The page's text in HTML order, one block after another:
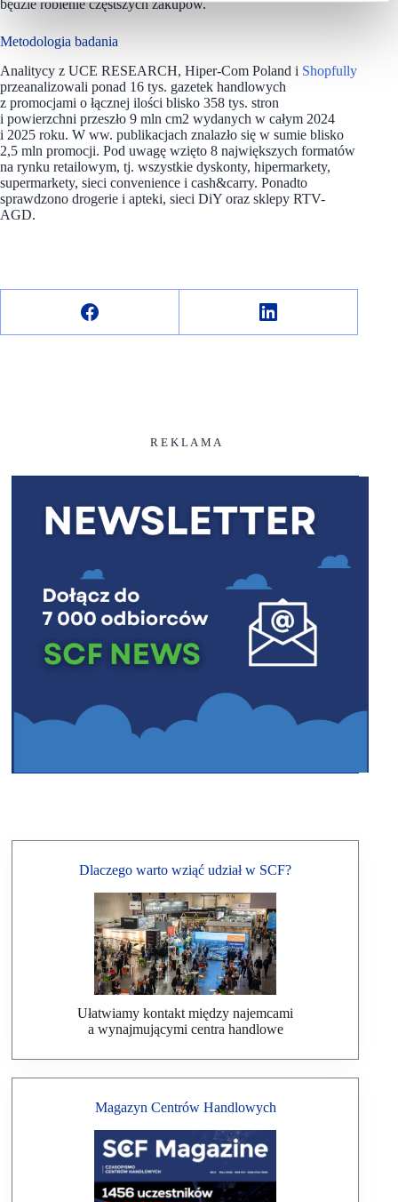
będzie robienie częstszych zakupów.
Metodologia badania
Analitycy z UCE RESEARCH, Hiper-Com Poland i Shopfully
przeanalizowali ponad 16 tys. gazetek handlowych
z promocjami o łącznej ilości blisko 358 tys. stron
i powierzchni przeszło 9 mln cm2 wydanych w całym 2024
i 2025 roku. W ww. publikacjach znalazło się w sumie blisko
2,5 mln promocji. Pod uwagę wzięto 8 największych formatów
na rynku retailowym, tj. wszystkie dyskonty, hipermarkety,
supermarkety, sieci convenience i cash&carry. Ponadto
sprawdzono drogerie i apteki, sieci DiY oraz sklepy RTV-
AGD.
R E K L A M A
Dlaczego warto wziąć udział w SCF?
Ułatwiamy kontakt między najemcami
a wynajmującymi centra handlowe
Magazyn Centrów Handlowych